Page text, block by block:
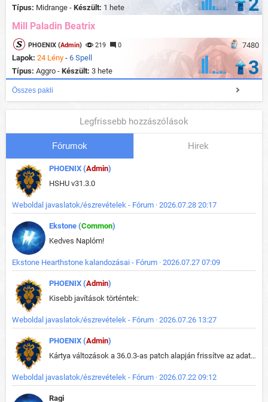
Típus: Midrange - Készült: 1 hete
Mill Paladin Beatrix
7480
PHOENIX (Admin) 219 0
Lapok: 24 Lény - 6 Spell
Típus: Aggro - Készült: 3 hete 3
Összes pakli
Legfrissebb hozzászólások
Fórumok Hirek
PHOENIX (Admin)
HSHU v31.3.0
Weboldal javaslatok/észrevételek - Fórum · 2026.07.28 20:17
Ekstone (Common)
Kedves Naplóm!
Ekstone Hearthstone kalandozásai - Fórum · 2026.07.27 07:09
PHOENIX (Admin)
Kisebb javítások történtek:
Weboldal javaslatok/észrevételek - Fórum · 2026.07.26 13:27
PHOENIX (Admin)
Kártya változások a 36.0.3-as patch alapján frissítve az adatbázisban (képek is cserélve).
Weboldal javaslatok/észrevételek - Fórum · 2026.07.22 09:12
Ragi